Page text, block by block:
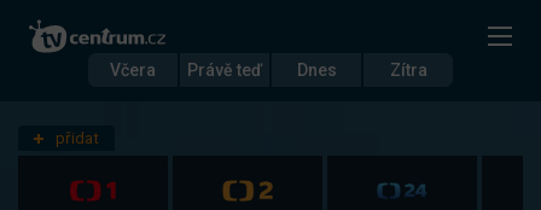
Včera Právě teď Dnes Zítra
Nastavení stanic
přidat